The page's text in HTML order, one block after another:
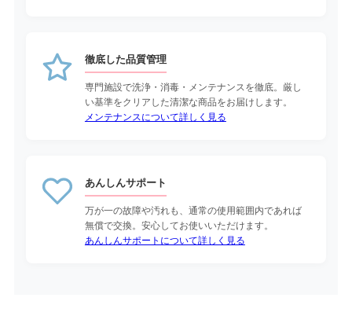
徹底した品質管理
専門施設で洗浄・消毒・メンテナンスを徹底。厳し
い基準をクリアした清潔な商品をお届けします。
メンテナンスについて詳しく見る
あんしんサポート
万が一の故障や汚れも、通常の使用範囲内であれば
無償で交換。安心してお使いいただけます。
あんしんサポートについて詳しく見る